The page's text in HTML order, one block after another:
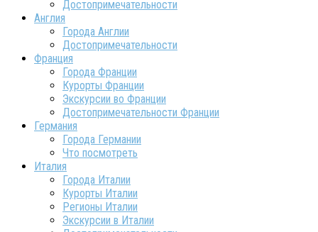
Достопримечательности
Англия
Города Англии
Достопримечательности
Франция
Города Франции
Курорты Франции
Экскурсии во Франции
Достопримечательности Франции
Германия
Города Германии
Что посмотреть
Италия
Города Италии
Курорты Италии
Регионы Италии
Экскурсии в Италии